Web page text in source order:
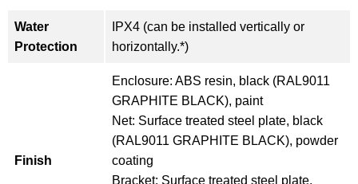
Water
Protection
IPX4 (can be installed vertically or
horizontally.*)
Finish
Enclosure: ABS resin, black (RAL9011
GRAPHITE BLACK), paint
Net: Surface treated steel plate, black
(RAL9011 GRAPHITE BLACK), powder
coating
Bracket: Surface treated steel plate,